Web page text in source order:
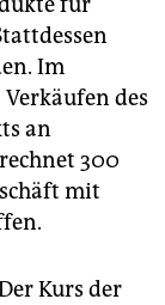
Im
des
an
300
mit
Kurs der